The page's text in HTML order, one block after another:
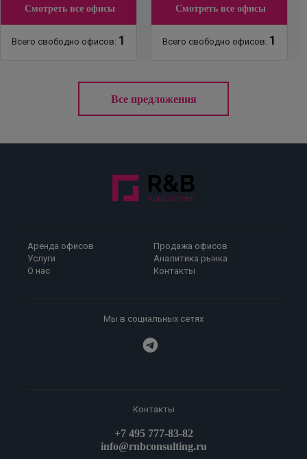
Смотреть все офисы
Всего свободно офисов: 1
Смотреть все офисы
Всего свободно офисов: 1
Все предложения
Аренда офисов
Продажа офисов
Услуги
Аналитика рынка
О нас
Контакты
Мы в социальных сетях
Контакты
+7 495 777-83-82
info@rnbconsulting.ru